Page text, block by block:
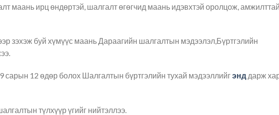
маань ирц өндөртэй, шалгалт өгөгчид маань идэвхтэй оролцож,
зэхэж буй хүмүүс маань Дараагийн шалгалтын мэдээлэл,Бүртгэлийн
сарын 12 өдөр болох Шалгалтын бүртгэлийн тухай мэдээллийгэнд дарж
түлхүүр үгийг нийтэллээ.